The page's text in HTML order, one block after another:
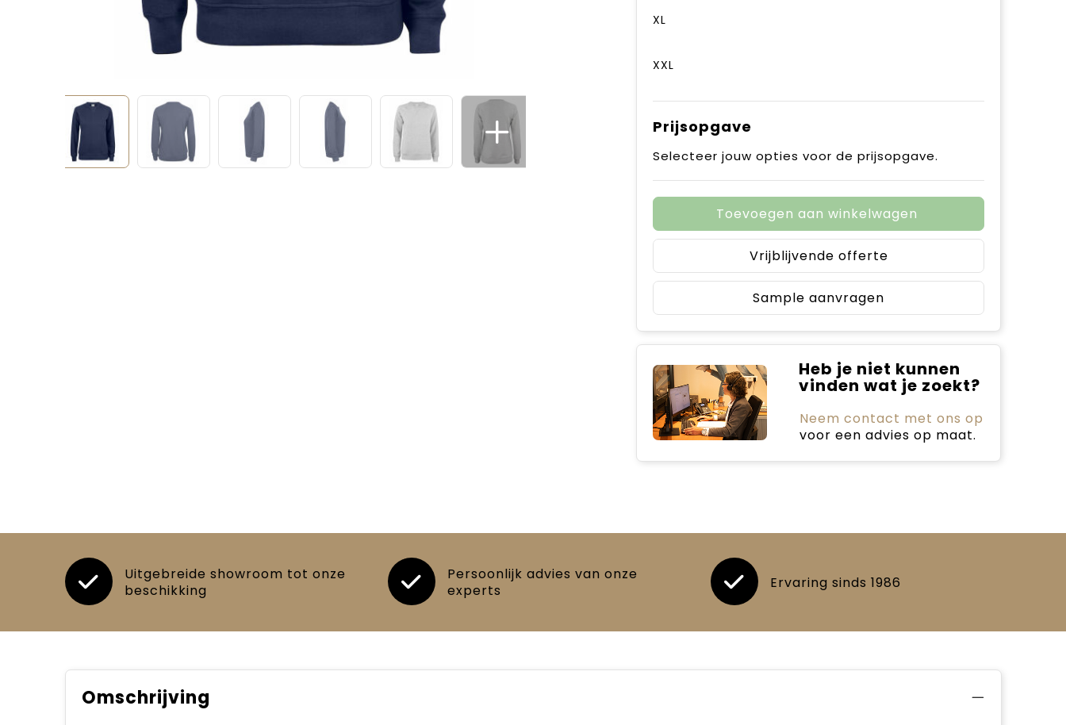
XL
XXL
Prijsopgave
Selecteer jouw opties voor de prijsopgave.
Toevoegen aan winkelwagen
Vrijblijvende offerte
Sample aanvragen
Heb je niet kunnen
vinden wat je zoekt?
Neem contact met ons op
voor een advies op maat.
Uitgebreide showroom tot onze
beschikking
Persoonlijk advies van onze
experts
Ervaring sinds 1986
Omschrijving